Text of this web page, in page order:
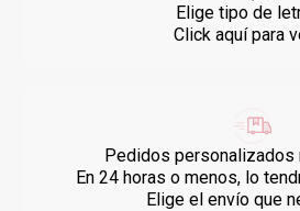
Elige tipo de
Click aquí para
Pedidos personalizados
En 24 horas o menos, lo
Elige el envío que